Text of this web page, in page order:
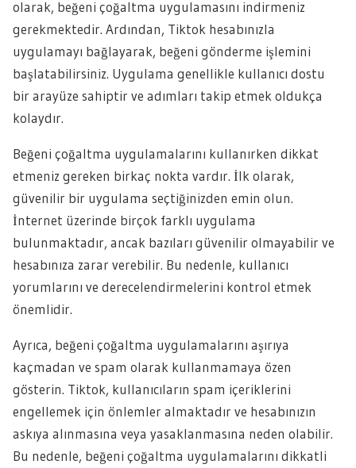
olarak, beğeni çoğaltma uygulamasını indirmeniz
gerekmektedir. Ardından, Tiktok hesabınızla
uygulamayı bağlayarak, beğeni gönderme işlemini
başlatabilirsiniz. Uygulama genellikle kullanıcı dostu
bir arayüze sahiptir ve adımları takip etmek oldukça
kolaydır.
Beğeni çoğaltma uygulamalarını kullanırken dikkat
etmeniz gereken birkaç nokta vardır. İlk olarak,
güvenilir bir uygulama seçtiğinizden emin olun.
İnternet üzerinde birçok farklı uygulama
bulunmaktadır, ancak bazıları güvenilir olmayabilir ve
hesabınıza zarar verebilir. Bu nedenle, kullanıcı
yorumlarını ve derecelendirmelerini kontrol etmek
önemlidir.
Ayrıca, beğeni çoğaltma uygulamalarını aşırıya
kaçmadan ve spam olarak kullanmamaya özen
gösterin. Tiktok, kullanıcıların spam içeriklerini
engellemek için önlemler almaktadır ve hesabınızın
askıya alınmasına veya yasaklanmasına neden olabilir.
Bu nedenle, beğeni çoğaltma uygulamalarını dikkatli